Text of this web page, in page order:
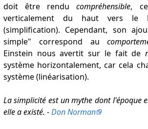
doit être renducompréhensible,
verticalement du haut vers le
(simplification). Cependant, son
simple" correspond au
Einstein nous avertit sur le fait de
système horizontalement, car cela
système (linéarisation).
La simplicité est un mythe dont l'époque
elle a existé. -Don Norman